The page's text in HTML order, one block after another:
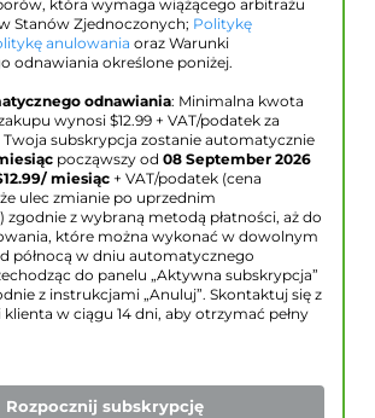
która wymaga wiążącego arbitrażu
Stanów Zjednoczonych; Politykę
anulowania oraz Warunki
odnawiania określone poniżej.
odnawiania: Minimalna kwota
wynosi $12.99 + VAT/podatek za
subskrypcja zostanie automatycznie
począwszy od 08 September 2026
12.99/ miesiąc + VAT/podatek (cena
ulec zmianie po uprzednim
z wybraną metodą płatności, aż do
które można wykonać w dowolnym
północą w dniu automatycznego
do panelu „Aktywna subskrypcja”
z instrukcjami „Anuluj”. Skontaktuj się z
klienta w ciągu 14 dni, aby otrzymać pełny
Rozpocznij subskrypcję